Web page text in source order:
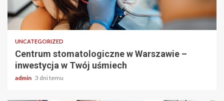
2 min odczytu
UNCATEGORIZED
Centrum stomatologiczne w Warszawie –
inwestycja w Twój uśmiech
admin 3 dni temu